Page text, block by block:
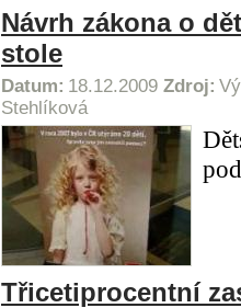
Návrh zákona o
stole
Datum: 18.12.2009 Zdroj:
Stehlíková
Třicetiprocentní